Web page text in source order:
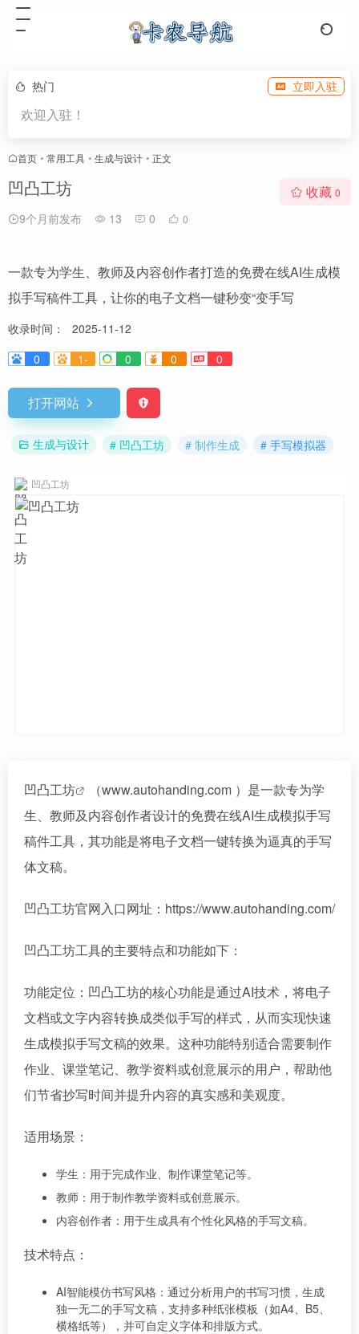
热门 立即入驻
欢迎入驻！
首页 • 常用工具 • 生成与设计 • 正文
凹凸工坊
9个月前发布 13 0 0
收藏 0
一款专为学生、教师及内容创作者打造的免费在线AI生成模
拟手写稿件工具，让你的电子文档一键秒变“变手写
收录时间：
2025-11-12
0
1- 0 0 0
打开网站
生成与设计 # 凹凸工坊 # 制作生成 # 手写模拟器
凹凸工坊
凹凸工坊
（www.autohanding.com ）是一款专为学
生、教师及内容创作者设计的免费在线AI生成模拟手写
稿件工具，其功能是将电子文档一键转换为逼真的手写
体文稿。
凹凸工坊官网入口网址：https://www.autohanding.com/
凹凸工坊工具的主要特点和功能如下：
功能定位：凹凸工坊的核心功能是通过AI技术，将电子
文档或文字内容转换成类似手写的样式，从而实现快速
生成模拟手写文稿的效果。这种功能特别适合需要制作
作业、课堂笔记、教学资料或创意展示的用户，帮助他
们节省抄写时间并提升内容的真实感和美观度。
适用场景：
学生：用于完成作业、制作课堂笔记等。
教师：用于制作教学资料或创意展示。
内容创作者：用于生成具有个性化风格的手写文稿。
技术特点：
AI智能模仿书写风格：通过分析用户的书写习惯，生成
独一无二的手写文稿，支持多种纸张模板（如A4、B5、
横格纸等），并可自定义字体和排版方式。